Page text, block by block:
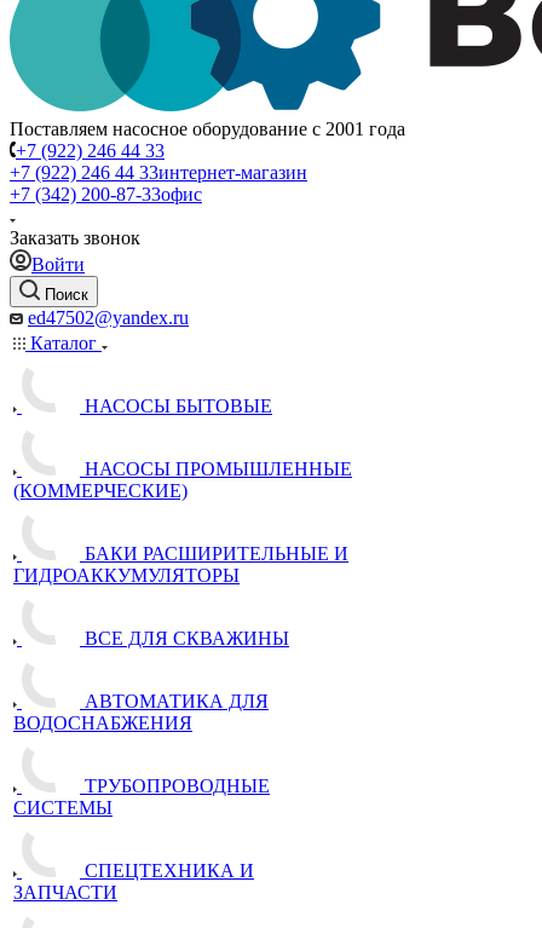
Поставляем насосное оборудование с 2001 года
+7 (922) 246 44 33
+7 (922) 246 44 33интернет-магазин
+7 (342) 200-87-33офис
Заказать звонок
Войти
Поиск
ed47502@yandex.ru
Каталог
НАСОСЫ БЫТОВЫЕ
НАСОСЫ ПРОМЫШЛЕННЫЕ
(КОММЕРЧЕСКИЕ)
БАКИ РАСШИРИТЕЛЬНЫЕ И
ГИДРОАККУМУЛЯТОРЫ
ВСЕ ДЛЯ СКВАЖИНЫ
АВТОМАТИКА ДЛЯ
ВОДОСНАБЖЕНИЯ
ТРУБОПРОВОДНЫЕ
СИСТЕМЫ
СПЕЦТЕХНИКА И
ЗАПЧАСТИ